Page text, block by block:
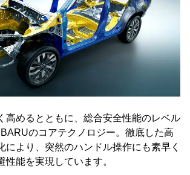
高めるとともに、総合安全性能のレベル
のコアテクノロジー。徹底した高
により、突然のハンドル操作にも素早く
性能を実現しています。